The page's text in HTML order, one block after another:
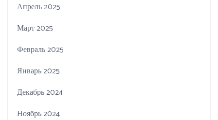
Апрель 2025
Март 2025
Февраль 2025
Январь 2025
Декабрь 2024
Ноябрь 2024